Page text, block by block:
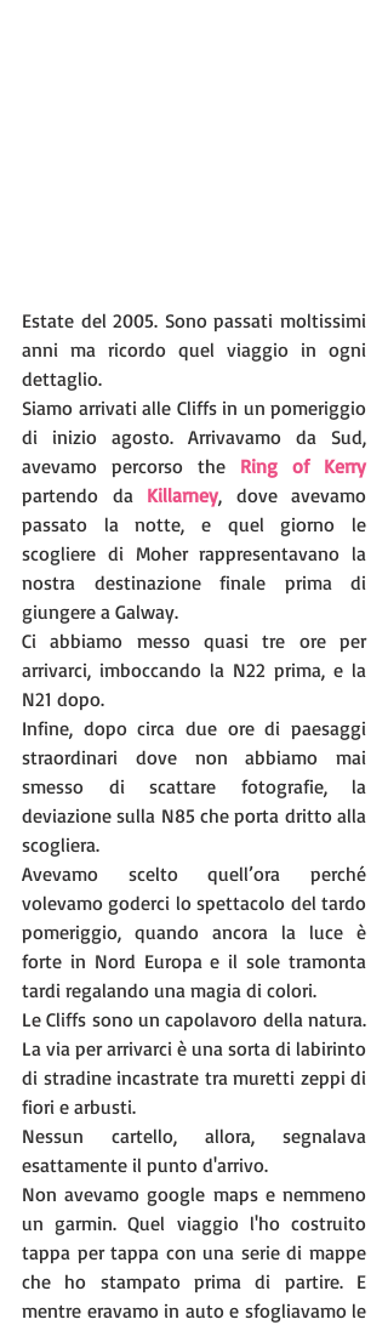
Estate del 2005. Sono passati moltissimi
anni ma ricordo quel viaggio in ogni
dettaglio.
Siamo arrivati alle Cliffs in un pomeriggio
di inizio agosto. Arrivavamo da Sud,
avevamo percorso the Ring of Kerry
partendo da Killarney, dove avevamo
passato la notte, e quel giorno le
scogliere di Moher rappresentavano la
nostra destinazione finale prima di
giungere a Galway.
Ci abbiamo messo quasi tre ore per
arrivarci, imboccando la N22 prima, e la
N21 dopo.
Infine, dopo circa due ore di paesaggi
straordinari dove non abbiamo mai
smesso di scattare fotografie, la
deviazione sulla N85 che porta dritto alla
scogliera.
Avevamo scelto quell’ora perché
volevamo goderci lo spettacolo del tardo
pomeriggio, quando ancora la luce è
forte in Nord Europa e il sole tramonta
tardi regalando una magia di colori.
Le Cliffs sono un capolavoro della natura.
La via per arrivarci è una sorta di labirinto
di stradine incastrate tra muretti zeppi di
fiori e arbusti.
Nessun cartello, allora, segnalava
esattamente il punto d'arrivo.
Non avevamo google maps e nemmeno
un garmin. Quel viaggio l'ho costruito
tappa per tappa con una serie di mappe
che ho stampato prima di partire. E
mentre eravamo in auto e sfogliavamo le